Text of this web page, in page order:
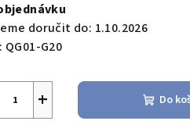
doručit do: 1.10.2026
QG01-G20
+ Do